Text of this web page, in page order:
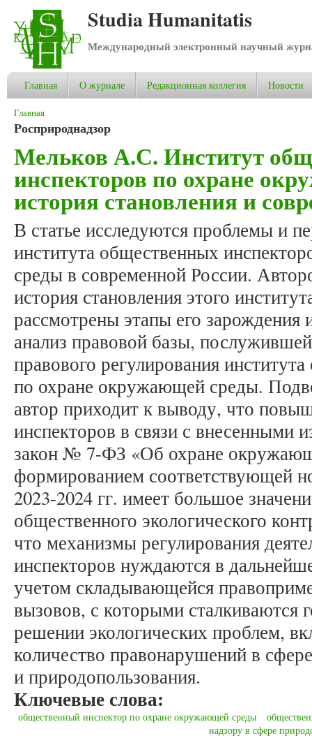
Studia Humanitatis
Международный электронный научный
Главная О журнале Редакционная коллегия Новости
Вы здесь
Главная
Росприроднадзор
Мельков А.С. Институт
инспекторов по охране
история становления и
В статье исследуются проблемы и
института общественных
среды в современной России.
история становления этого
рассмотрены этапы его
анализ правовой базы,
правового регулирования
по охране окружающей среды.
автор приходит к выводу, что
инспекторов в связи с внесенными
закон № 7-ФЗ «Об охране
формированием соответствующей
2023-2024 гг. имеет большое
общественного экологического
что механизмы регулирования
инспекторов нуждаются в
учетом складывающейся
вызовов, с которыми сталкиваются
решении экологических проблем,
количество правонарушений в
и природопользования.
Ключевые слова:
общественный инспектор по охране окружающей среды
надзору в сфере